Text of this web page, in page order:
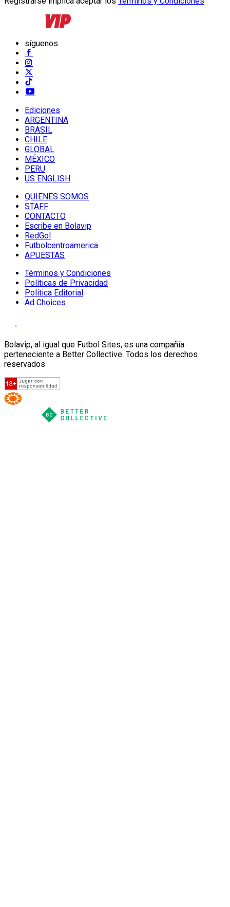
síguenos
Ediciones
ARGENTINA
BRASIL
CHILE
GLOBAL
MÉXICO
PERU
US ENGLISH
QUIENES SOMOS
STAFF
CONTACTO
Escribe en Bolavip
RedGol
Futbolcentroamerica
APUESTAS
Términos y Condiciones
Políticas de Privacidad
Política Editorial
Ad Choices
Bolavip, al igual que Futbol Sites, es una compañía
perteneciente a Better Collective. Todos los derechos
reservados